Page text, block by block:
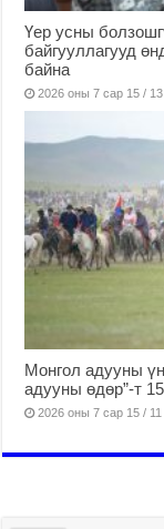
Үер усны
байгууллагууд
байна
2026 оны 7 сар 15 /
Монгол адууны
адууны өдөр”-т
2026 оны 7 сар 15 /